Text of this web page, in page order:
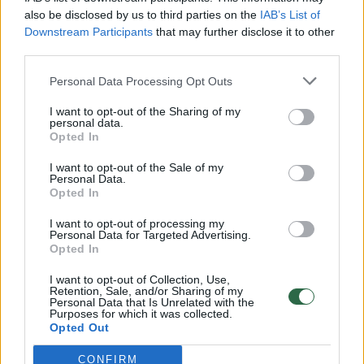
also be disclosed by us to third parties on the IAB’s List of
Downstream Participants that may further disclose it to other
Personal Data Processing Opt Outs
I want to opt-out of the Sharing of my
personal data.
Opted In
I want to opt-out of the Sale of my
Personal Data.
Opted In
I want to opt-out of processing my
Personal Data for Targeted Advertising.
Opted In
I want to opt-out of Collection, Use,
Retention, Sale, and/or Sharing of my
Personal Data that Is Unrelated with the
Purposes for which it was collected.
Opted Out
CONFIRM
vaiko gyvybių išgelbėti nepavyko
Žinios | Lietuvos diena
00:00:57
Savaitės vidurys nusimato karštas: temperatūra kils iki
32 laipsnių šilumos
Žinios | Orai
00:15:54
V. Zalužno pasisakymą laiko bandymu įsitvirtinti
Laidos | Nauja diena
Sinoptikai atsakė, kokiais orais užbaigsime darbo
savaitę: karščiai atsitrauks
Žinios